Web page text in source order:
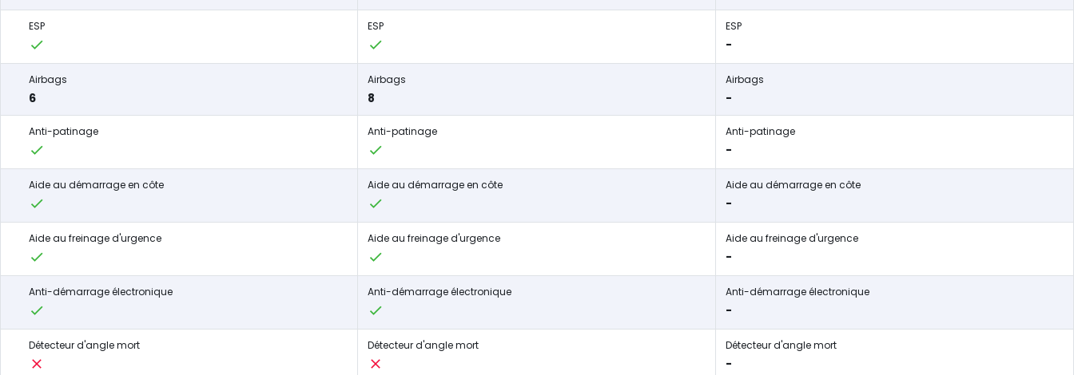
ESP ESP ESP
-
Airbags
6
Airbags
8
Airbags
-
Anti-patinage Anti-patinage Anti-patinage
-
Aide au démarrage en côte Aide au démarrage en côte Aide au démarrage en côte
-
Aide au freinage d'urgence Aide au freinage d'urgence Aide au freinage d'urgence
-
Anti-démarrage électronique Anti-démarrage électronique Anti-démarrage électronique
-
Détecteur d'angle mort Détecteur d'angle mort Détecteur d'angle mort
-